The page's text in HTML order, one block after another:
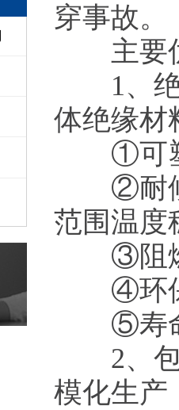
穿事故。
主要
1、绝
体绝缘材
①可塑
②耐候
范围温度
③阻燃
④环保
⑤寿命
2、包
模化生产